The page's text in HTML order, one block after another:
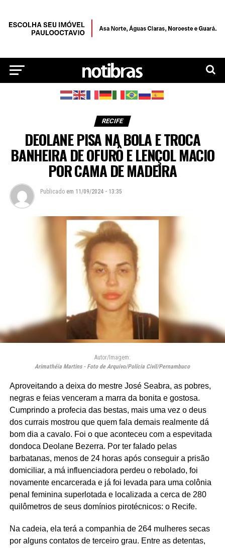
RECIFE
DEOLANE PISA NA BOLA E TROCA
BANHEIRA DE OFURÔ E LENÇOL MACIO
POR CAMA DE MADEIRA
Publicado em 11/09/2024 - 13:35
Autor/Imagem:
Arimathéia Martins - Foto de Arquivo/Polícia Civil/Pernambuco
Aproveitando a deixa do mestre José Seabra, as pobres,
negras e feias venceram a marra da bonita e gostosa.
Cumprindo a profecia das bestas, mais uma vez o deus
dos currais mostrou que quem fala demais realmente dá
bom dia a cavalo. Foi o que aconteceu com a espevitada
dondoca Deolane Bezerra. Por ter falado pelas
barbatanas, menos de 24 horas após conseguir a prisão
domiciliar, a má influenciadora perdeu o rebolado, foi
novamente encarcerada e já foi levada para uma colônia
penal feminina superlotada e localizada a cerca de 280
quilômetros de seus domínios pirotécnicos: o Recife.
Na cadeia, ela terá a companhia de 264 mulheres secas
por alguns contatos de terceiro grau. Entre as detentas,